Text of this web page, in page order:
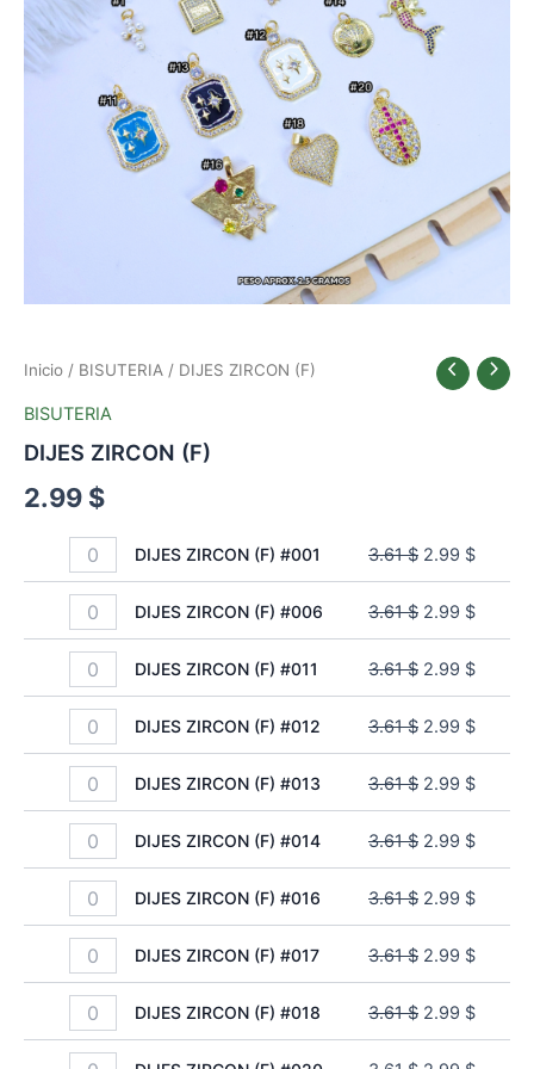
Inicio / BISUTERIA / DIJES ZIRCON (F)
BISUTERIA
DIJES ZIRCON (F)
2.99 $
DIJES ZIRCON (F) #001 3.61$ 2.99 $
DIJES ZIRCON (F) #006 3.61$ 2.99 $
DIJES ZIRCON (F) #011 3.61$ 2.99 $
DIJES ZIRCON (F) #012 3.61$ 2.99 $
DIJES ZIRCON (F) #013 3.61$ 2.99 $
DIJES ZIRCON (F) #014 3.61$ 2.99 $
DIJES ZIRCON (F) #016 3.61$ 2.99 $
DIJES ZIRCON (F) #017 3.61$ 2.99 $
DIJES ZIRCON (F) #018 3.61$ 2.99 $